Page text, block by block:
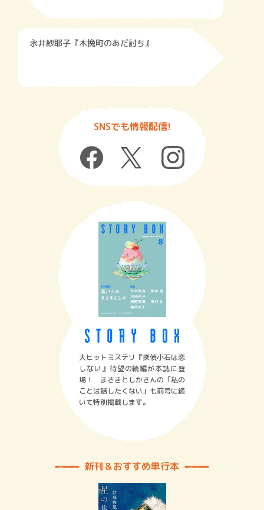
永井紗耶子『木挽町のあだ討ち』
SNSでも情報配信!
大ヒットミステリ『探偵小石は恋
しない』待望の続編が本誌に登
場！ まさきとしかさんの「私の
ことは話したくない」も前号に続
いて特別掲載します。
新刊＆おすすめ単行本